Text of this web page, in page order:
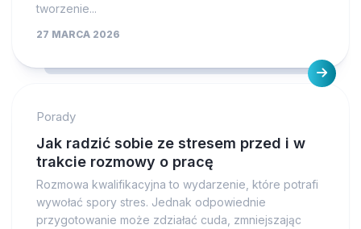
tworzenie...
27 MARCA 2026
Porady
Jak radzić sobie ze stresem przed i w
trakcie rozmowy o pracę
Rozmowa kwalifikacyjna to wydarzenie, które potrafi
wywołać spory stres. Jednak odpowiednie
przygotowanie może zdziałać cuda, zmniejszając